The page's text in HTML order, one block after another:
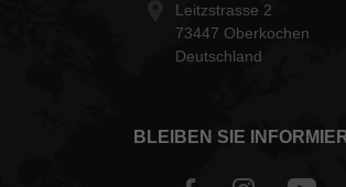
Leitzstrasse 2
73447 Oberkochen
Deutschland
BLEIBEN SIE